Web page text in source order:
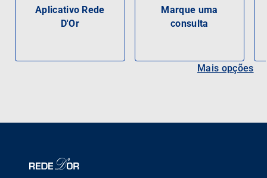
Aplicativo Rede
D'Or
Marque uma
consulta
Mais opções